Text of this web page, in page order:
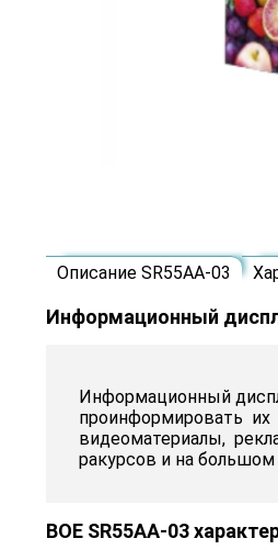
Описание SR55AA-03
Информационный
Информационный
проинформировать
видеоматериалы,
ракурсов и на
BOE SR55AA-03